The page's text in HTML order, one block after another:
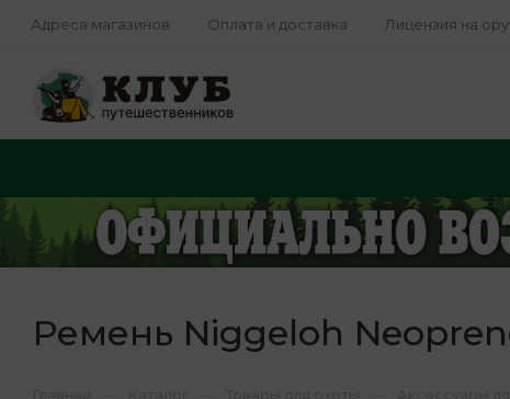
Адреса магазинов Оплата и доставка Лицензия на
Ремень Niggeloh